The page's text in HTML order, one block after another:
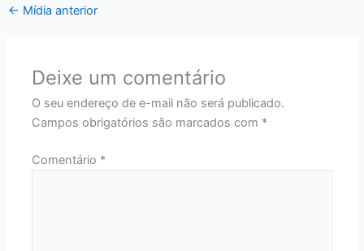
← Mídia anterior
Deixe um comentário
O seu endereço de e-mail não será publicado.
Campos obrigatórios são marcados com *
Comentário *